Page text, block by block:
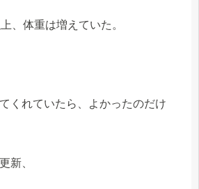
、体重は増えていた。
くれていたら、よかったのだけ
新、